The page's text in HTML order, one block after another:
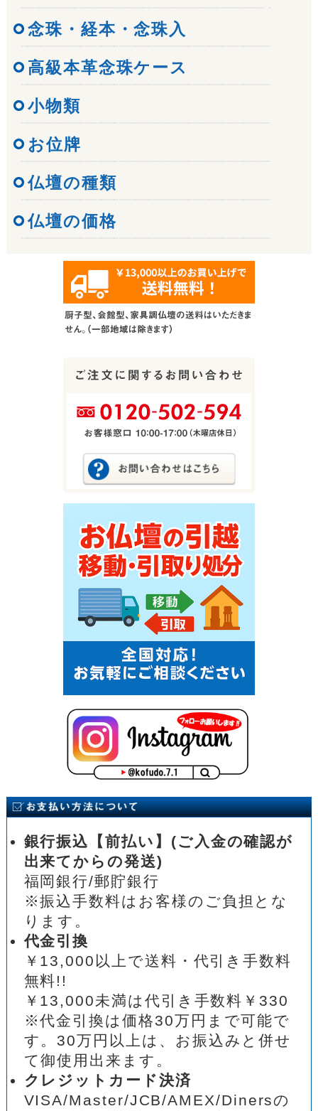
念珠・経本・念珠入
高級本革念珠ケース
小物類
お位牌
仏壇の種類
仏壇の価格
銀行振込【前払い】(ご入金の確認が
出来てからの発送)
福岡銀行/郵貯銀行
※振込手数料はお客様のご負担とな
ります。
代金引換
￥13,000以上で送料・代引き手数料
無料!!
￥13,000未満は代引き手数料￥330
※代金引換は価格30万円まで可能で
す。30万円以上は、お振込みと併せ
て御使用出来ます。
クレジットカード決済
VISA/Master/JCB/AMEX/Dinersの